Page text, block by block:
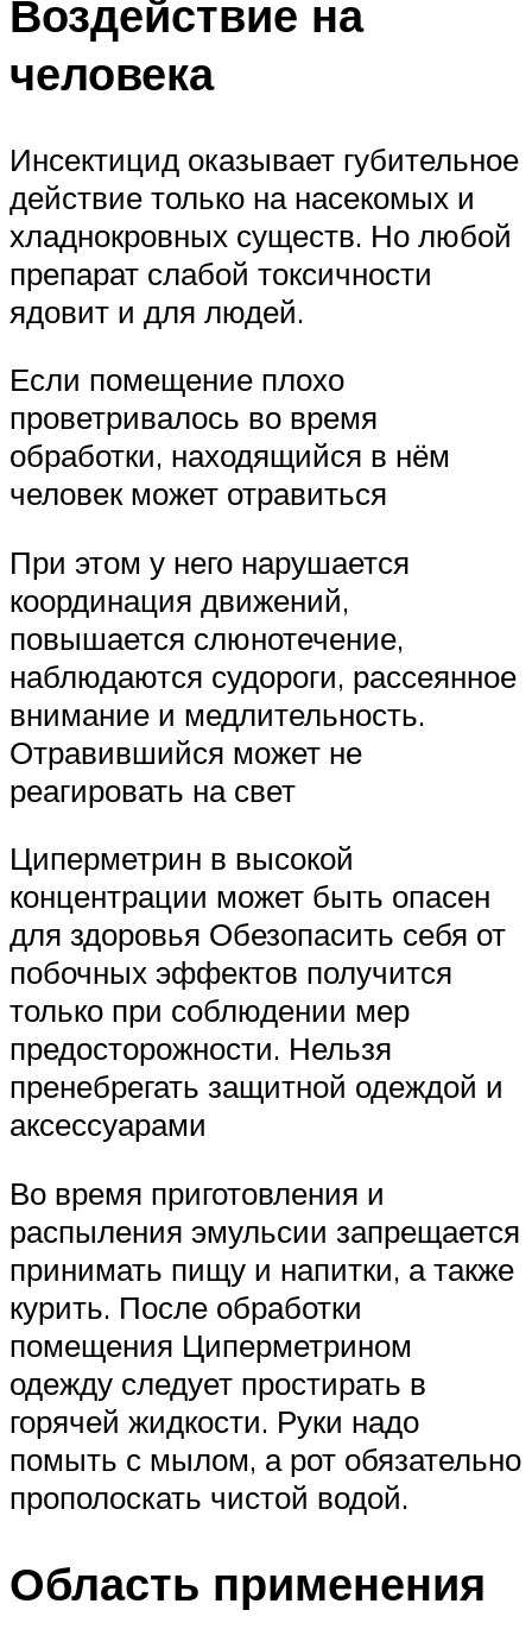
Воздействие на
человека
Инсектицид оказывает губительное
действие только на насекомых и
хладнокровных существ. Но любой
препарат слабой токсичности
ядовит и для людей.
Если помещение плохо
проветривалось во время
обработки, находящийся в нём
человек может отравиться
При этом у него нарушается
координация движений,
повышается слюнотечение,
наблюдаются судороги, рассеянное
внимание и медлительность.
Отравившийся может не
реагировать на свет
Циперметрин в высокой
концентрации может быть опасен
для здоровья Обезопасить себя от
побочных эффектов получится
только при соблюдении мер
предосторожности. Нельзя
пренебрегать защитной одеждой и
аксессуарами
Во время приготовления и
распыления эмульсии запрещается
принимать пищу и напитки, а также
курить. После обработки
помещения Циперметрином
одежду следует простирать в
горячей жидкости. Руки надо
помыть с мылом, а рот обязательно
прополоскать чистой водой.
Область применения